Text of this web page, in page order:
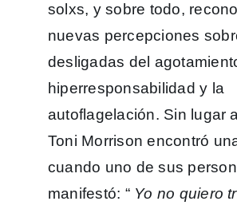
solxs, y sobre todo,
nuevas percepciones
desligadas del
hiperresponsabilidad y la
autoflagelación. Sin lugar
Toni Morrison encontró
cuando uno de sus
manifestó: “ Yo no quiero